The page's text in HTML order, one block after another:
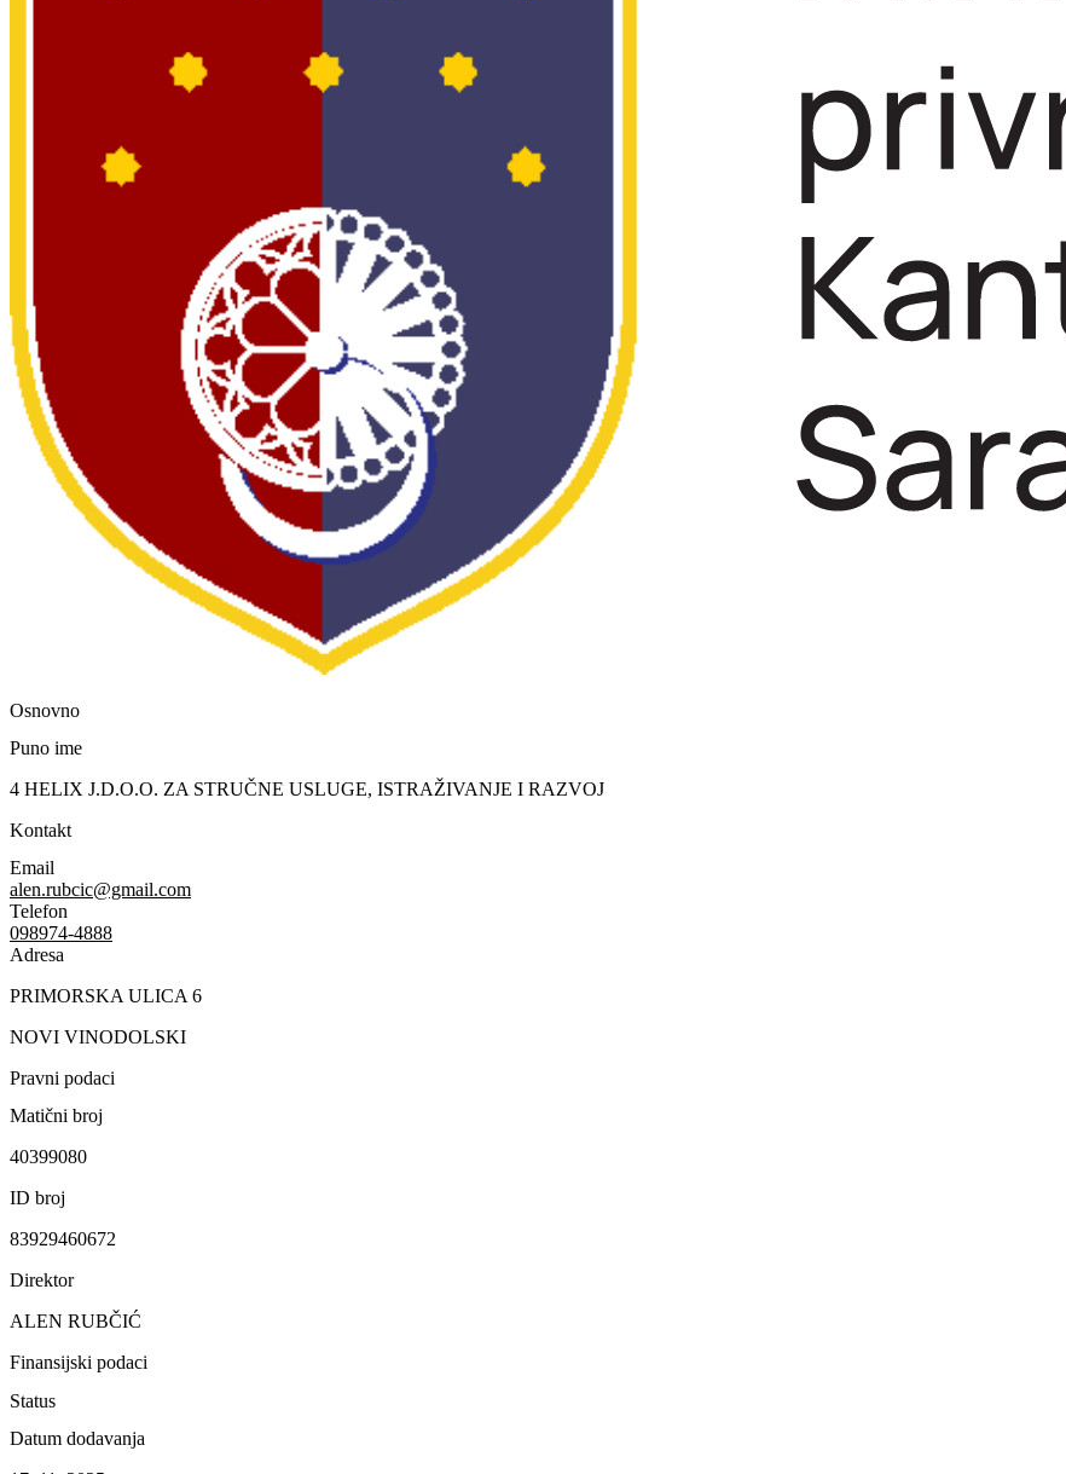
Osnovno
Puno ime
4 HELIX J.D.O.O. ZA STRUČNE USLUGE, ISTRAŽIVANJE I RAZVOJ
Kontakt
Email
alen.rubcic@gmail.com
Telefon
098974-4888
Adresa
PRIMORSKA ULICA 6
NOVI VINODOLSKI
Pravni podaci
Matični broj
40399080
ID broj
83929460672
Direktor
ALEN RUBČIĆ
Finansijski podaci
Status
Datum dodavanja